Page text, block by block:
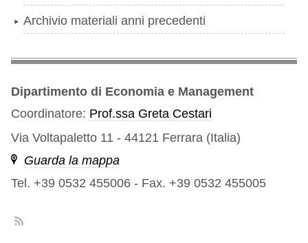
Archivio materiali anni precedenti
Dipartimento di Economia e Management
Coordinatore: Prof.ssa Greta Cestari
Via Voltapaletto 11 - 44121 Ferrara (Italia)
Guarda la mappa
Tel. +39 0532 455006 - Fax. +39 0532 455005